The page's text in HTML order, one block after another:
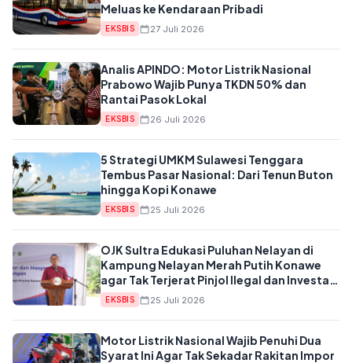
Meluas ke Kendaraan Pribadi
EKSBIS 27 Juli 2026
Analis APINDO: Motor Listrik Nasional
Prabowo Wajib Punya TKDN 50% dan
Rantai Pasok Lokal
EKSBIS 26 Juli 2026
5 Strategi UMKM Sulawesi Tenggara
Tembus Pasar Nasional: Dari Tenun Buton
hingga Kopi Konawe
EKSBIS 25 Juli 2026
OJK Sultra Edukasi Puluhan Nelayan di
Kampung Nelayan Merah Putih Konawe
agar Tak Terjerat Pinjol Ilegal dan Investasi
Bodong
EKSBIS 25 Juli 2026
Motor Listrik Nasional Wajib Penuhi Dua
Syarat Ini Agar Tak Sekadar Rakitan Impor